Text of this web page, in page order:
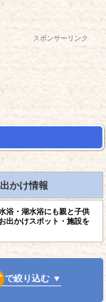
スポンサーリンク
かけ情報
浴・湖水浴にも親と子供
出かけスポット・施設を
で絞り込む ▼